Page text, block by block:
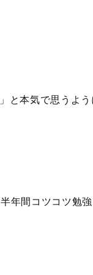
と本気で思うよう
年間コツコツ勉